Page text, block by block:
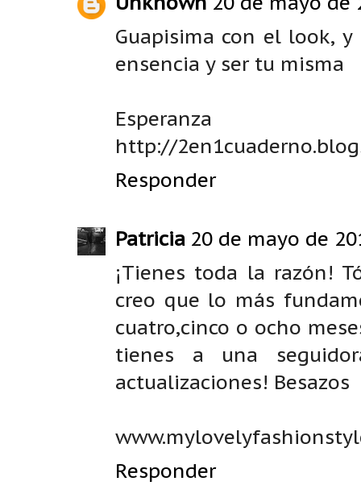
Guapisima con el look,
ensencia y ser tu misma
Esperanza
http://
Responder
Patricia 20 de mayo de
¡Tienes toda la razón!
creo que lo más
cuatro,cinco o ocho
tienes a una
actualizaciones! Besazos
Responder